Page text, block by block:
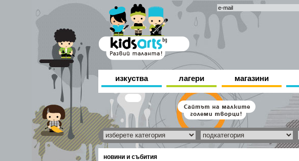
изкуства лагери магазини
новини и събития